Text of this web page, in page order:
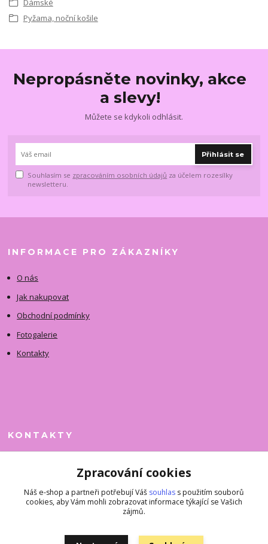
Dámské
Pyžama, noční košile
Nepropásněte novinky, akce
a slevy!
Můžete se kdykoli odhlásit.
Přihlásit se
Souhlasím se zpracováním osobních údajů za účelem rozesílky
newsletteru.
INFORMACE PRO ZÁKAZNÍKY
O nás
Jak nakupovat
Obchodní podmínky
Fotogalerie
Kontakty
KONTAKTY
+420 731 390 323
superkousky@jetovmode.cz
Zpracování cookies
Náš e-shop a partneři potřebují Váš souhlas s použitím souborů
cookies, aby Vám mohli zobrazovat informace týkající se Vašich
zájmů.